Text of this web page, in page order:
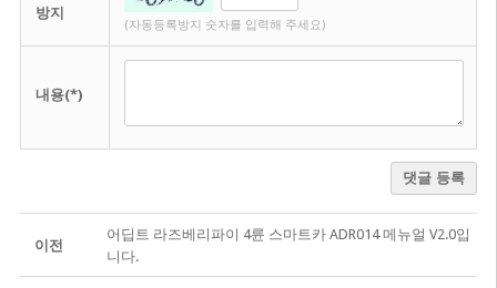
방지
(자동등록방지 숫자를 입력해 주세요)
내용(*)
댓글 등록
이전
어딥트 라즈베리파이 4륜 스마트카 ADR014 메뉴얼 V2.0입
니다.